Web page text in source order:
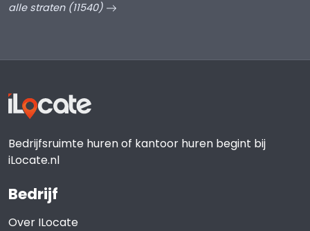
alle straten (11540)
Bedrijfsruimte huren of kantoor huren begint bij
iLocate.nl
Bedrijf
Over ILocate